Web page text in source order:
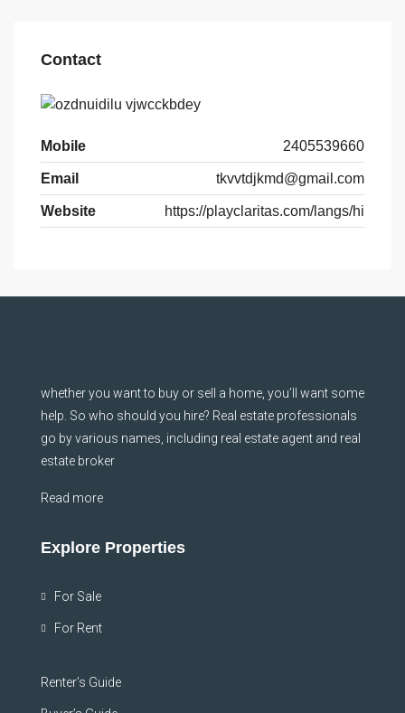
Contact
Mobile 2405539660
Email tkvvtdjkmd@gmail.com
Website https://playclaritas.com/langs/hi
whether you want to buy or sell a home, you’ll want some
help. So who should you hire? Real estate professionals
go by various names, including real estate agent and real
estate broker
Read more
Explore Properties
For Sale
For Rent
Renter’s Guide